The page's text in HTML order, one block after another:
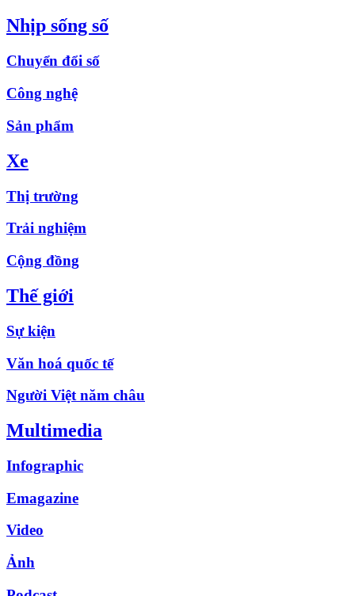
Nhịp sống số
Chuyển đổi số
Công nghệ
Sản phẩm
Xe
Thị trường
Trải nghiệm
Cộng đồng
Thế giới
Sự kiện
Văn hoá quốc tế
Người Việt năm châu
Multimedia
Infographic
Emagazine
Video
Ảnh